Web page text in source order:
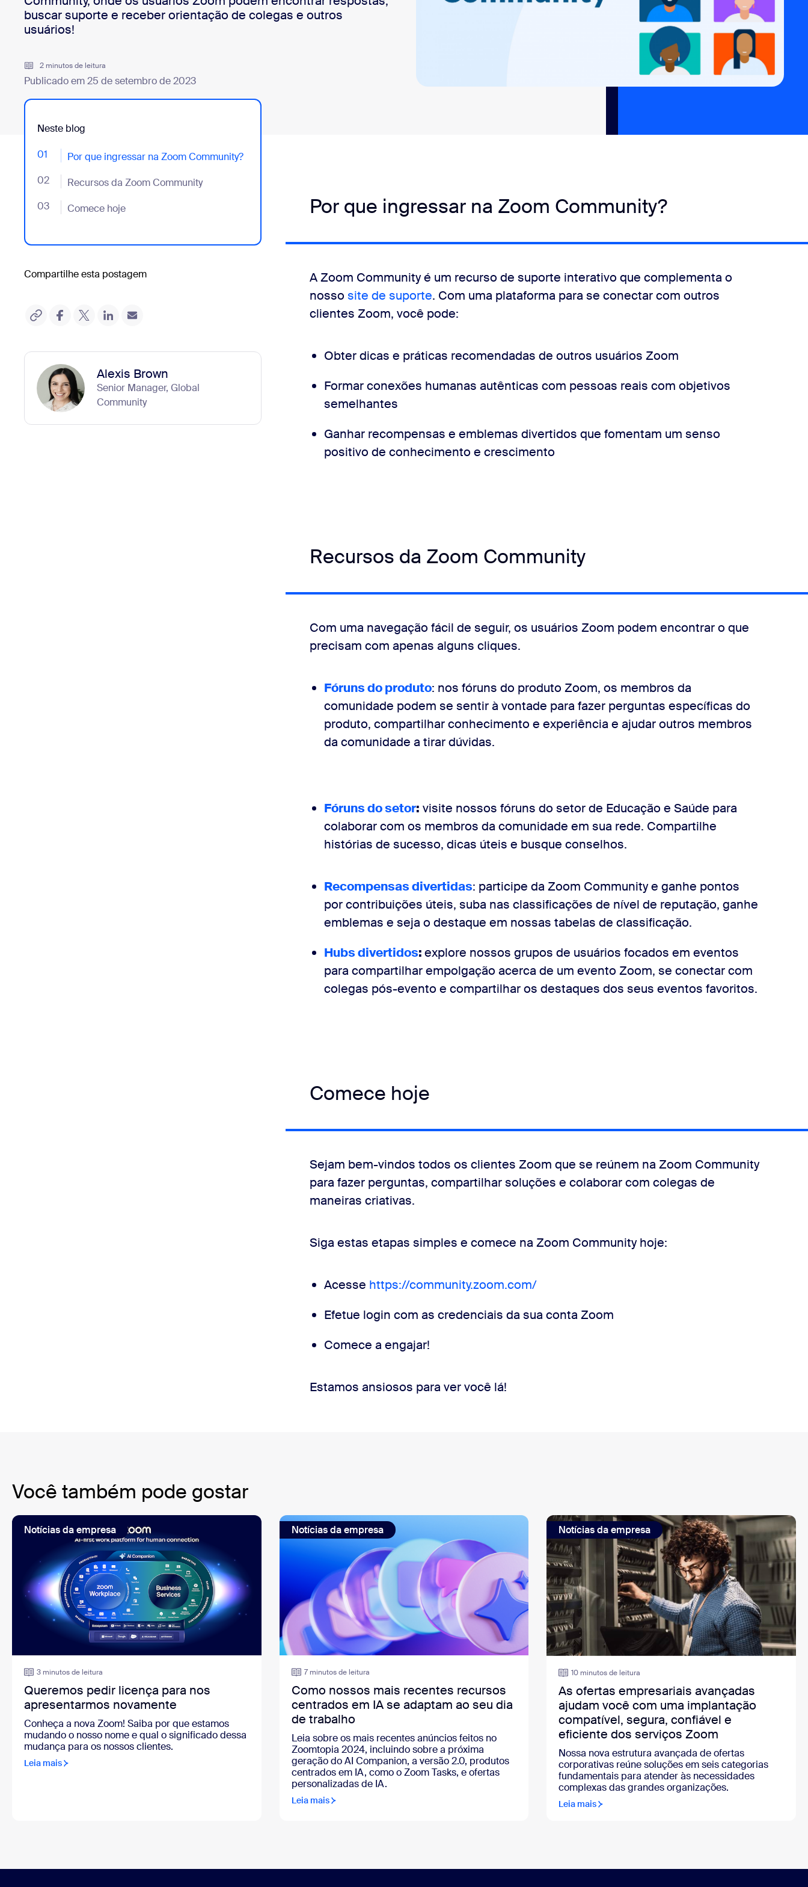
Aplicativos e integrações
Bonsai
Central de downloads+1.888.799.9666/+1.888.303.1012
buscar suporte e receber orientação de colegas e outros
usuários!
2 minutos de leitura
Publicado em 25 de setembro de 2023
Neste blog
01 Por que ingressar na Zoom Community?
- Jumplink to Por que ingressar na Zoom Community?
02 Recursos da Zoom Community
- Jumplink to Recursos da Zoom Community
03 Comece hoje
- Jumplink to Comece hoje
Compartilhe esta postagem
Alexis Brown
Senior Manager, Global
Community
Por que ingressar na Zoom Community?
A Zoom Community é um recurso de suporte interativo que complementa o
nosso site de suporte. Com uma plataforma para se conectar com outros
clientes Zoom, você pode:
Obter dicas e práticas recomendadas de outros usuários Zoom
Formar conexões humanas autênticas com pessoas reais com objetivos
semelhantes
Ganhar recompensas e emblemas divertidos que fomentam um senso
positivo de conhecimento e crescimento
Recursos da Zoom Community
Com uma navegação fácil de seguir, os usuários Zoom podem encontrar o que
precisam com apenas alguns cliques.
Fóruns do produto: nos fóruns do produto Zoom, os membros da
comunidade podem se sentir à vontade para fazer perguntas específicas do
produto, compartilhar conhecimento e experiência e ajudar outros membros
da comunidade a tirar dúvidas.
Fóruns do setor: visite nossos fóruns do setor de Educação e Saúde para
colaborar com os membros da comunidade em sua rede. Compartilhe
histórias de sucesso, dicas úteis e busque conselhos.
Recompensas divertidas: participe da Zoom Community e ganhe pontos
por contribuições úteis, suba nas classificações de nível de reputação, ganhe
emblemas e seja o destaque em nossas tabelas de classificação.
Hubs divertidos:explore nossos grupos de usuários focados em eventos
para compartilhar empolgação acerca de um evento Zoom, se conectar com
colegas pós-evento e compartilhar os destaques dos seus eventos favoritos.
Comece hoje
Sejam bem-vindos todos os clientes Zoom que se reúnem na Zoom Community
para fazer perguntas, compartilhar soluções e colaborar com colegas de
maneiras criativas.
Siga estas etapas simples e comece na Zoom Community hoje:
Acesse https://community.zoom.com/
Efetue login com as credenciais da sua conta Zoom
Comece a engajar!
Estamos ansiosos para ver você lá!
Você também pode gostar
Notícias da empresa
3 minutos de leitura
Queremos pedir licença para nos
apresentarmos novamente
Conheça a nova Zoom! Saiba por que estamos
mudando o nosso nome e qual o significado dessa
mudança para os nossos clientes.
Leia mais
Notícias da empresa
7 minutos de leitura
Como nossos mais recentes recursos
centrados em IA se adaptam ao seu dia
de trabalho
Leia sobre os mais recentes anúncios feitos no
Zoomtopia 2024, incluindo sobre a próxima
geração do AI Companion, a versão 2.0, produtos
centrados em IA, como o Zoom Tasks, e ofertas
personalizadas de IA.
Leia mais
Notícias da empresa
10 minutos de leitura
As ofertas empresariais avançadas
ajudam você com uma implantação
compatível, segura, confiável e
eficiente dos serviços Zoom
Nossa nova estrutura avançada de ofertas
corporativas reúne soluções em seis categorias
fundamentais para atender às necessidades
complexas das grandes organizações.
Leia mais